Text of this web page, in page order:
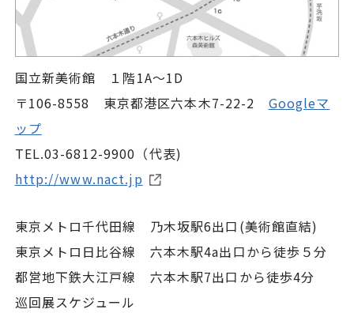
国立新美術館 １階1A～1D
〒106-8558 東京都港区六本木7-22-2 Googleマ
ップ
TEL.03-6812-9900（代表)
http://www.nact.jp
東京メトロ千代田線 乃木坂駅6出口(美術館直結)
東京メトロ日比谷線 六本木駅4a出口から徒歩５分
都営地下鉄大江戸線 六本木駅7出口から徒歩4分
巡回展スケジュール